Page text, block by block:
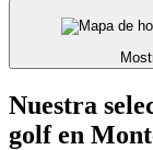
Nuestra
golf en